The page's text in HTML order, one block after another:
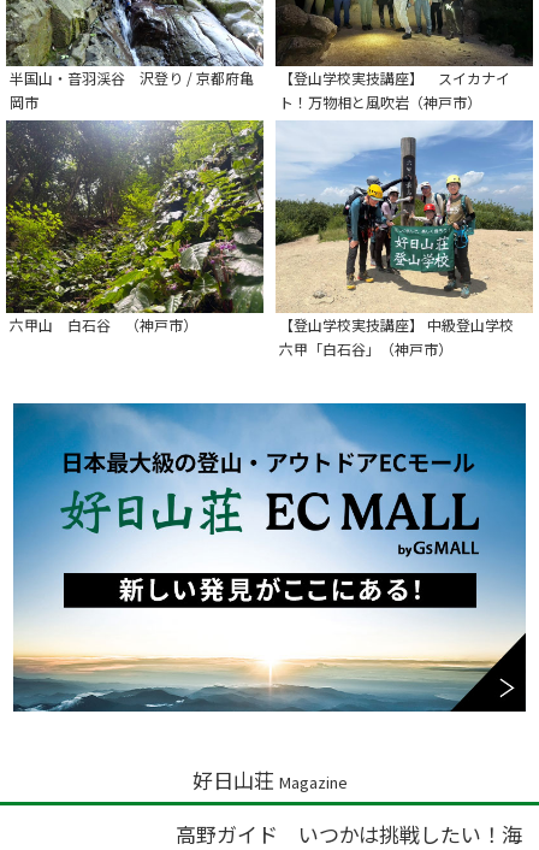
半国山・音羽渓谷 沢登り / 京都府亀
岡市
【登山学校実技講座】 スイカナイ
ト！万物相と風吹岩（神戸市）
六甲山 白石谷 （神戸市）
【登山学校実技講座】 中級登山学校
六甲「白石谷」（神戸市）
好日山荘 Magazine
高野ガイド いつかは挑戦したい！海